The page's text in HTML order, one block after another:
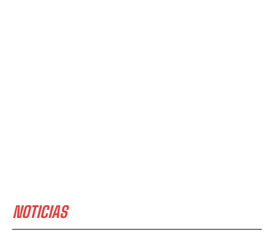
NOTICIAS